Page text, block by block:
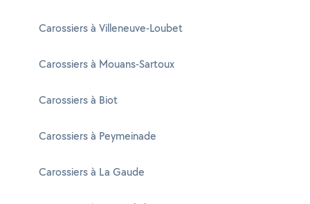
Carossiers à Villeneuve-Loubet
Carossiers à Mouans-Sartoux
Carossiers à Biot
Carossiers à Peymeinade
Carossiers à La Gaude